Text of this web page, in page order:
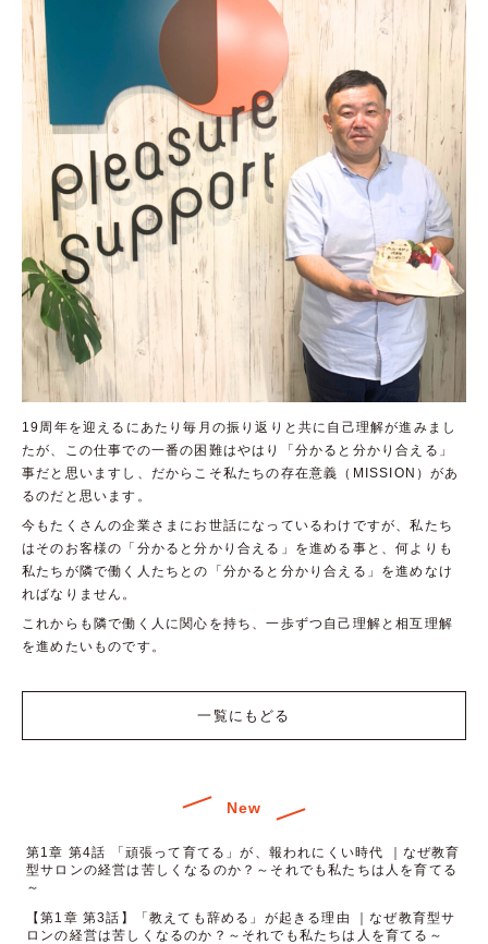
19周年を迎えるにあたり毎月の振り返りと共に自己理解が進みまし
たが、この仕事での一番の困難はやはり「分かると分かり合える」
事だと思いますし、だからこそ私たちの存在意義（MISSION）があ
るのだと思います。
今もたくさんの企業さまにお世話になっているわけですが、私たち
はそのお客様の「分かると分かり合える」を進める事と、何よりも
私たちが隣で働く人たちとの「分かると分かり合える」を進めなけ
ればなりません。
これからも隣で働く人に関心を持ち、一歩ずつ自己理解と相互理解
を進めたいものです。
一覧にもどる
New
第1章 第4話 「頑張って育てる」が、報われにくい時代 ｜なぜ教育
型サロンの経営は苦しくなるのか？～それでも私たちは人を育てる
～
【第1章 第3話】「教えても辞める」が起きる理由 ｜なぜ教育型サ
ロンの経営は苦しくなるのか？～それでも私たちは人を育てる～